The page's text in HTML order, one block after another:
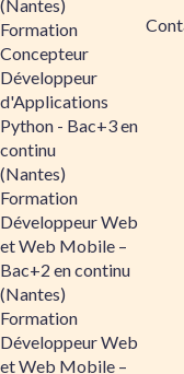
(Nantes)
Formation
Concepteur
Développeur
d'Applications
Python - Bac+3 en
continu
(Nantes)
Formation
Développeur Web
et Web Mobile –
Bac+2 en continu
(Nantes)
Formation
Développeur Web
et Web Mobile –